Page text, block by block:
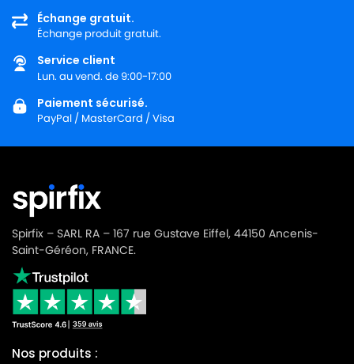
Échange gratuit.
Échange produit gratuit.
Service client
Lun. au vend. de 9:00-17:00
Paiement sécurisé.
PayPal / MasterCard / Visa
Spirfix – SARL RA – 167 rue Gustave Eiffel, 44150 Ancenis-
Saint-Géréon, FRANCE.
Nos produits :